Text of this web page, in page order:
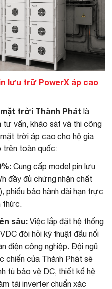
lưu trữ PowerX áp cao
trời Thành Phát là
tư vấn, khảo sát và thi công
trời áp cao cho hộ gia
trên toàn quốc:
Cung cấp model pin lưu
đầy đủ chứng nhận chất
phiếu bảo hành dài hạn trực
thức.
sâu:Việc lắp đặt hệ thống
đòi hỏi kỹ thuật đấu nối
điện công nghiệp. Đội ngũ
chiến của Thành Phát sẽ
tủ bảo vệ DC, thiết kế hệ
tải inverter chuẩn xác